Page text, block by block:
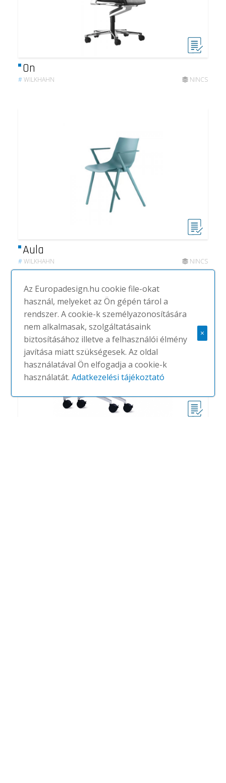
On
#WILKHAHN NINCS
Aula
#WILKHAHN NINCS
Az Europadesign.hu cookie file-okat
használ, melyeket az Ön gépén tárol a
rendszer. A cookie-k személyazonosítására
nem alkalmasak, szolgáltatásaink
biztosításához illetve a felhasználói élmény
javítása miatt szükségesek. Az oldal
használatával Ön elfogadja a cookie-k
használatát.Adatkezelési tájékoztató
×